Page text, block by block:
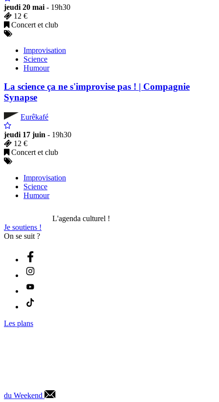
jeudi 20 mai - 19h30
12 €
Concert et club
Improvisation
Science
Humour
La science ça ne s'improvise pas ! | Compagnie
Synapse
Eurêkafé
jeudi 17 juin - 19h30
12 €
Concert et club
Improvisation
Science
Humour
L'agenda culturel !
Je soutiens !
On se suit ?
Les plans
du Weekend